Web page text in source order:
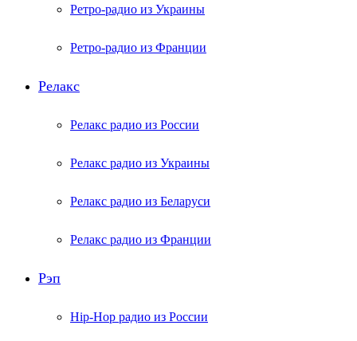
Ретро-радио из Украины
Ретро-радио из Франции
Релакс
Релакс радио из России
Релакс радио из Украины
Релакс радио из Беларуси
Релакс радио из Франции
Рэп
Hip-Hop радио из России